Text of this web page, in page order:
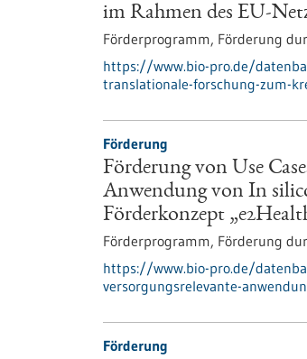
im Rahmen des EU-
Förderprogramm, Förderung
https://www.bio-pro.de/
translationale-forschung-zum-
Förderung
Förderung von Use
Anwendung von In
Förderkonzept
Förderprogramm, Förderung
https://www.bio-pro.de/
versorgungsrelevante-
Förderung